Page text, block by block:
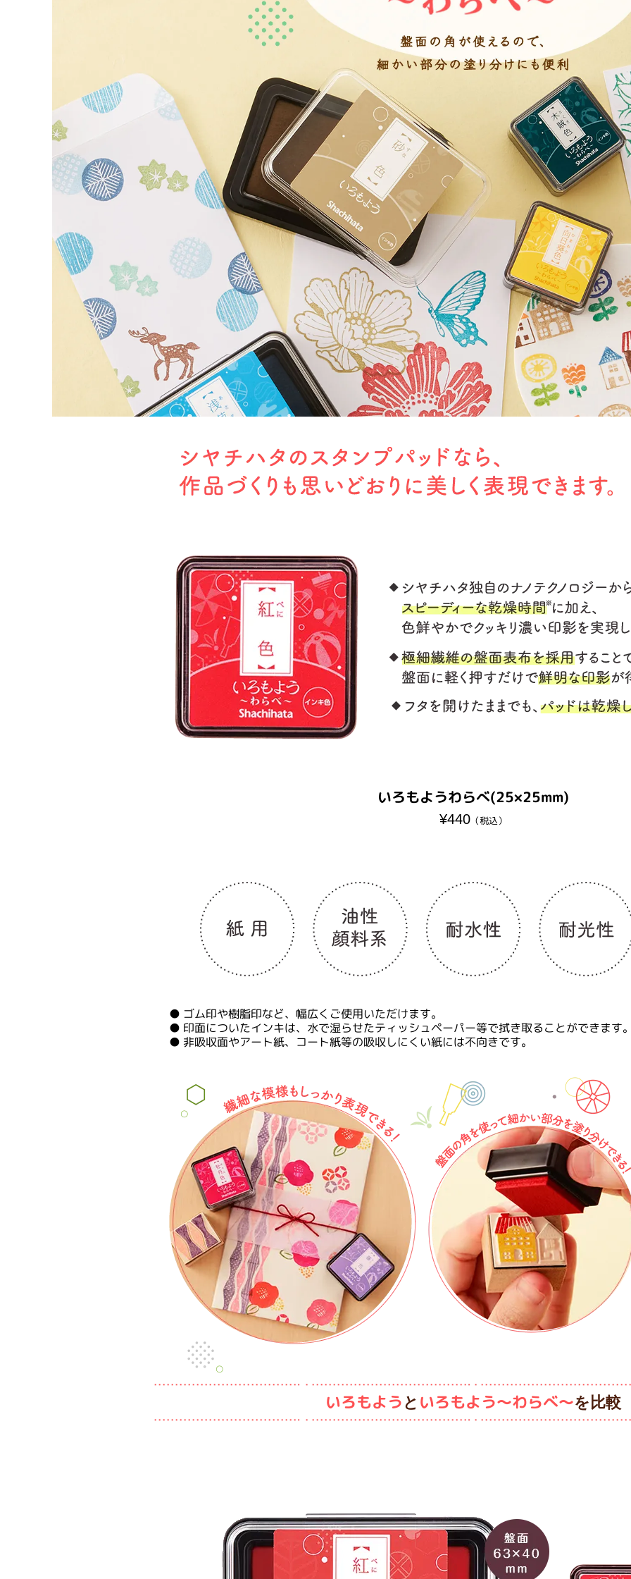
いろもようわらべ(25×25mm)
¥440 （税込）
● ゴム印や樹脂印など、幅広くご使用いただけます。
● 印面についたインキは、水で湿らせたティッシュペーパー等で拭き取ることができます
● 非吸収面やアート紙、コート紙等の吸収しにくい紙には不向きです。
いろもよう と いろもよう～わらべ～を比較